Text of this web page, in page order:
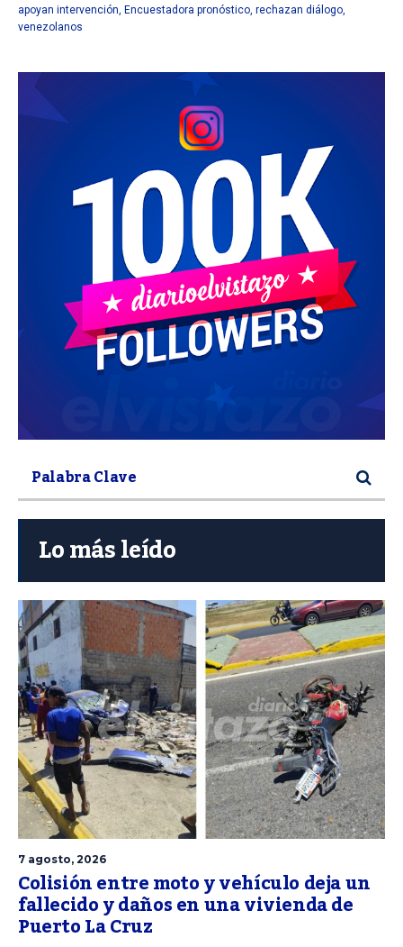
apoyan intervención, Encuestadora pronóstico, rechazan diálogo,
venezolanos
Lo más leído
7 agosto, 2026
Colisión entre moto y vehículo deja un
fallecido y daños en una vivienda de
Puerto La Cruz